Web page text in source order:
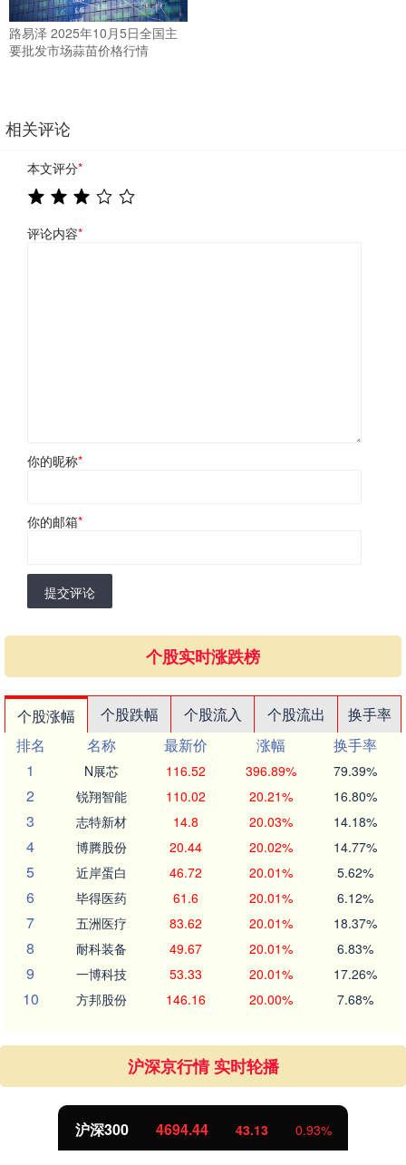
路易泽 2025年10月5日全国主
要批发市场蒜苗价格行情
相关评论
本文评分*
评论内容*
你的昵称*
你的邮箱*
提交评论
个股实时涨跌榜
个股涨幅 个股跌幅 个股流入 个股流出
换手率
排名
名称 最新价 涨幅
换手率
1
N展芯 116.52 396.89% 79.39%
2 锐翔智能 110.02 20.21% 16.80%
3 志特新材 14.8 20.03% 14.18%
4 博腾股份 20.44 20.02% 14.77%
5 近岸蛋白 46.72 20.01% 5.62%
6 毕得医药 61.6 20.01% 6.12%
7 五洲医疗 83.62 20.01% 18.37%
8 耐科装备 49.67 20.01% 6.83%
9 一博科技 53.33 20.01% 17.26%
10 方邦股份 146.16 20.00% 7.68%
沪深京行情 实时轮播
北证50 1134.24 11.37 1.01%